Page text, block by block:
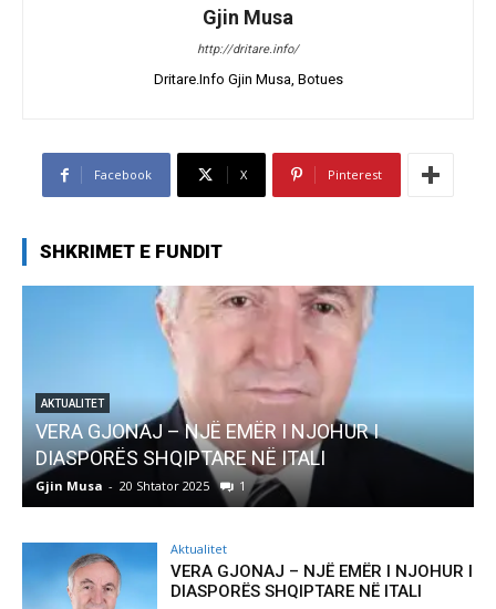
Gjin Musa
http://dritare.info/
Dritare.Info Gjin Musa, Botues
Facebook X Pinterest
SHKRIMET E FUNDIT
AKTUALITET
Pregaditi Gjin Musa-Rome- Shtator 2025
Gjin Musa - 8 Shtator 2025 0
Aktualitet
VERA GJONAJ – NJË EMËR I NJOHUR I
DIASPORËS SHQIPTARE NË ITALI